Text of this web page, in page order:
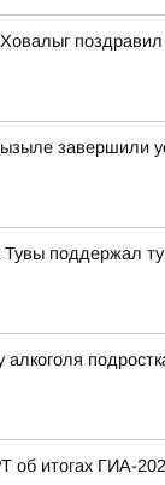
завершили
поддержал
об итогах ГИА-